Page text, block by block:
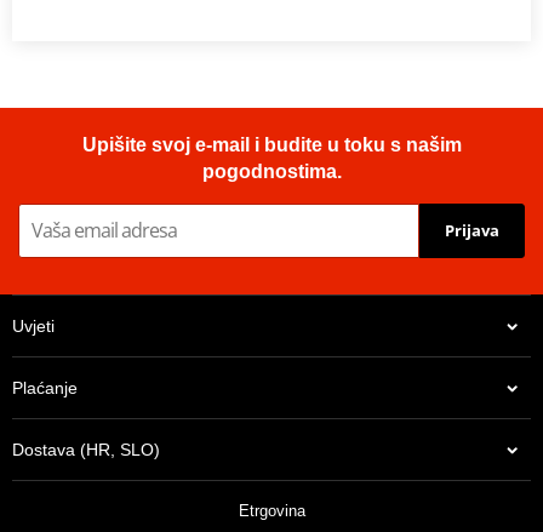
Upišite svoj e-mail i budite u toku s našim
pogodnostima.
Prijava
Uvjeti
Plaćanje
Dostava (HR, SLO)
Etrgovina